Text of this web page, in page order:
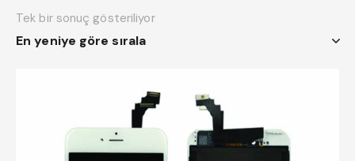
Tek bir sonuç gösteriliyor